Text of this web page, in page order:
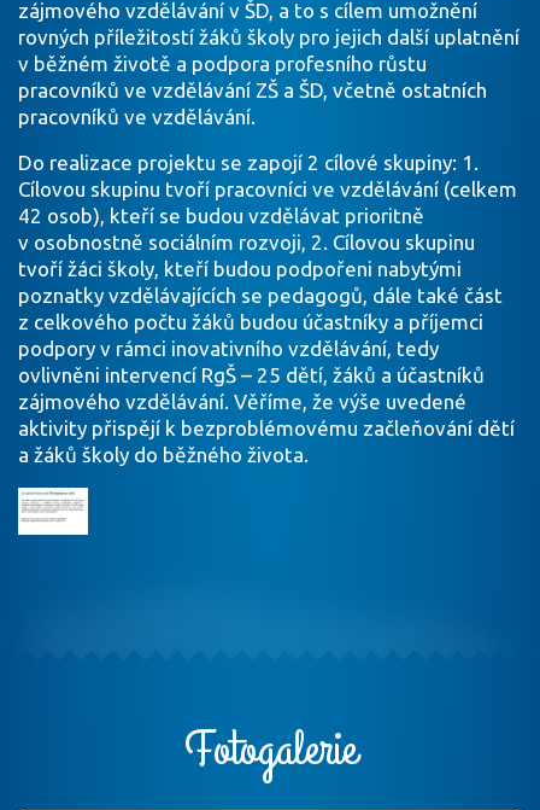
zájmového vzdělávání v ŠD, a to s cílem umožnění
rovných příležitostí žáků školy pro jejich další uplatnění
v běžném životě a podpora profesního růstu
pracovníků ve vzdělávání ZŠ a ŠD, včetně ostatních
pracovníků ve vzdělávání.
Do realizace projektu se zapojí 2 cílové skupiny: 1.
Cílovou skupinu tvoří pracovníci ve vzdělávání (celkem
42 osob), kteří se budou vzdělávat prioritně
v osobnostně sociálním rozvoji, 2. Cílovou skupinu
tvoří žáci školy, kteří budou podpořeni nabytými
poznatky vzdělávajících se pedagogů, dále také část
z celkového počtu žáků budou účastníky a příjemci
podpory v rámci inovativního vzdělávání, tedy
ovlivněni intervencí RgŠ – 25 dětí, žáků a účastníků
zájmového vzdělávání. Věříme, že výše uvedené
aktivity přispějí k bezproblémovému začleňování dětí
a žáků školy do běžného života.
Fotogalerie